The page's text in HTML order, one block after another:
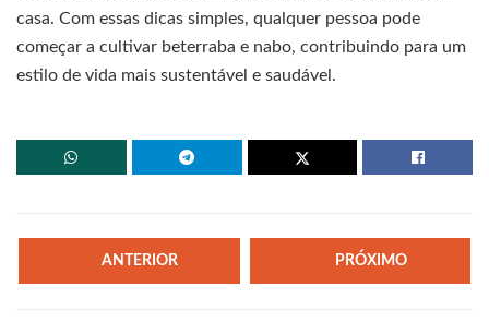
casa. Com essas dicas simples, qualquer pessoa pode
começar a cultivar beterraba e nabo, contribuindo para um
estilo de vida mais sustentável e saudável.
ANTERIOR PRÓXIMO